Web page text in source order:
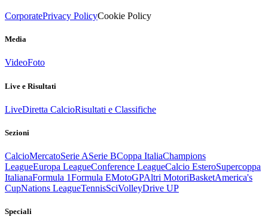
CorporatePrivacy PolicyCookie Policy
Media
VideoFoto
Live e Risultati
LiveDiretta CalcioRisultati e Classifiche
Sezioni
CalcioMercatoSerie ASerie BCoppa ItaliaChampions
LeagueEuropa LeagueConference LeagueCalcio EsteroSupercoppa
ItalianaFormula 1Formula EMotoGPAltri MotoriBasketAmerica's
CupNations LeagueTennisSciVolleyDrive UP
Speciali